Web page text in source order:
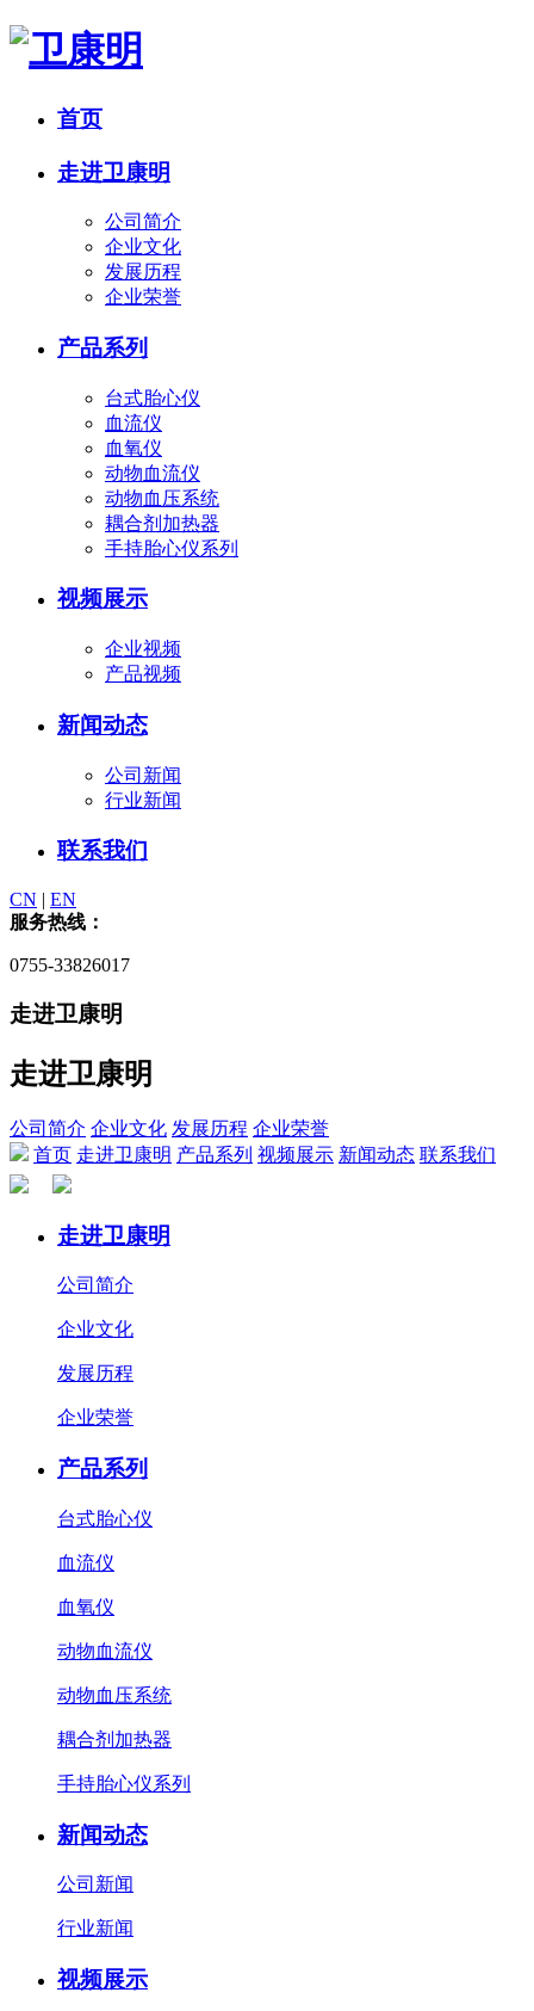
首页
走进卫康明
公司简介
企业文化
发展历程
企业荣誉
产品系列
台式胎心仪
血流仪
血氧仪
动物血流仪
动物血压系统
耦合剂加热器
手持胎心仪系列
视频展示
企业视频
产品视频
新闻动态
公司新闻
行业新闻
联系我们
CN | EN
服务热线：
0755-33826017
走进卫康明
走进卫康明
公司简介 企业文化 发展历程 企业荣誉
首页 走进卫康明 产品系列 视频展示 新闻动态 联系我们
走进卫康明
公司简介
企业文化
发展历程
企业荣誉
产品系列
台式胎心仪
血流仪
血氧仪
动物血流仪
动物血压系统
耦合剂加热器
手持胎心仪系列
新闻动态
公司新闻
行业新闻
视频展示